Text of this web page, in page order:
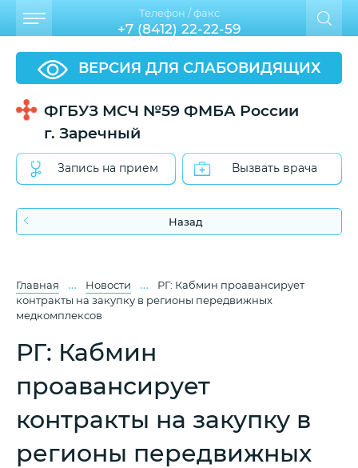
ВЕРСИЯ ДЛЯ СЛАБОВИДЯЩИХ
ФГБУЗ МСЧ №59 ФМБА России
г. Заречный
Запись на прием Вызвать врача
Телефон / факс
+7 (8412) 22-22-59
Назад
Главная … Новости …
РГ: Кабмин проавансирует
контракты на закупку в регионы передвижных
медкомплексов
РГ: Кабмин
проавансирует
контракты на закупку в
регионы передвижных